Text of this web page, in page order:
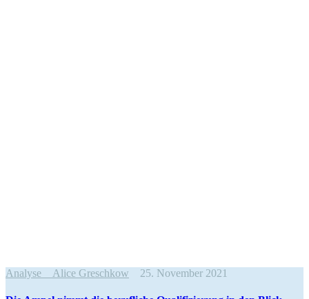
Analyse Alice Greschkow 25. November 2021